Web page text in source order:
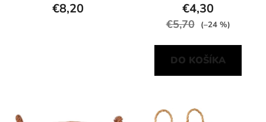
€8,20 €4,30
€5,70 (–24 %)
DO KOŠÍKA